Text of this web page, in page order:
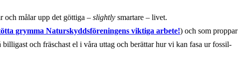
och målar upp det göttiga – slightly smartare – livet.
grymma Naturskyddsföreningens viktiga arbete!) och som proppar
och fräschast el i våra uttag och berättar hur vi kan fasa ur fossil-